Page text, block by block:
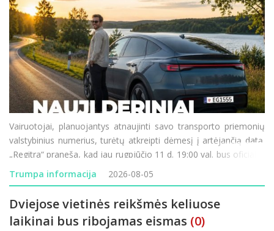
Vairuotojai, planuojantys atnaujinti savo transporto priemonių
valstybinius numerius, turėtų atkreipti dėmesį į artėjančią datą.
„Regitra“ praneša, kad jau rugpjūčio 11 d. 19:00 val. bus oficialiai
paleistos naujos valstybinių numerio ženklų serijos. Didžiausia
šio etapo n
Trumpa informacija 2026-08-05
Dviejose vietinės reikšmės keliuose
laikinai bus ribojamas eismas (0)